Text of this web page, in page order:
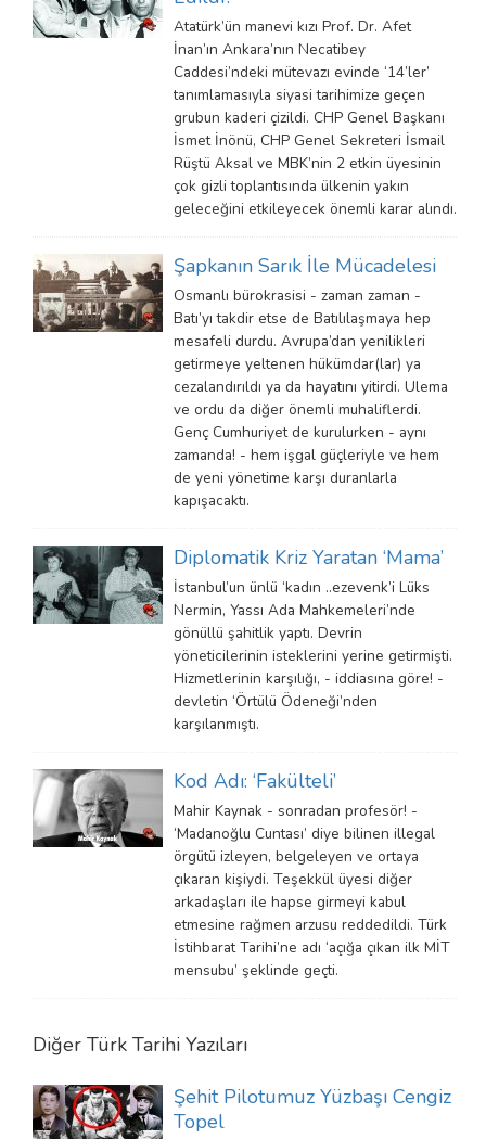
Atatürk’ün manevi kızı Prof. Dr. Afet
İnan’ın Ankara’nın Necatibey
Caddesi’ndeki mütevazı evinde ‘14’ler’
tanımlamasıyla siyasi tarihimize geçen
grubun kaderi çizildi. CHP Genel Başkanı
İsmet İnönü, CHP Genel Sekreteri İsmail
Rüştü Aksal ve MBK’nin 2 etkin üyesinin
çok gizli toplantısında ülkenin yakın
geleceğini etkileyecek önemli karar alındı.
Şapkanın Sarık İle Mücadelesi
Osmanlı bürokrasisi - zaman zaman -
Batı’yı takdir etse de Batılılaşmaya hep
mesafeli durdu. Avrupa’dan yenilikleri
getirmeye yeltenen hükümdar(lar) ya
cezalandırıldı ya da hayatını yitirdi. Ulema
ve ordu da diğer önemli muhaliflerdi.
Genç Cumhuriyet de kurulurken - aynı
zamanda! - hem işgal güçleriyle ve hem
de yeni yönetime karşı duranlarla
kapışacaktı.
Diplomatik Kriz Yaratan ‘Mama’
İstanbul’un ünlü ‘kadın ..ezevenk’i Lüks
Nermin, Yassı Ada Mahkemeleri’nde
gönüllü şahitlik yaptı. Devrin
yöneticilerinin isteklerini yerine getirmişti.
Hizmetlerinin karşılığı, - iddiasına göre! -
devletin ‘Örtülü Ödeneği’nden
karşılanmıştı.
Kod Adı: ‘Fakülteli’
Mahir Kaynak - sonradan profesör! -
‘Madanoğlu Cuntası’ diye bilinen illegal
örgütü izleyen, belgeleyen ve ortaya
çıkaran kişiydi. Teşekkül üyesi diğer
arkadaşları ile hapse girmeyi kabul
etmesine rağmen arzusu reddedildi. Türk
İstihbarat Tarihi’ne adı ‘açığa çıkan ilk MİT
mensubu’ şeklinde geçti.
Diğer Türk Tarihi Yazıları
Şehit Pilotumuz Yüzbaşı Cengiz
Topel